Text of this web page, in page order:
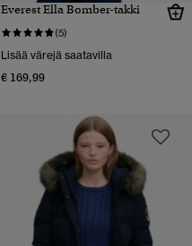
Everest Ella Bomber-takki
(5)
Lisää värejä saatavilla
€ 169,99